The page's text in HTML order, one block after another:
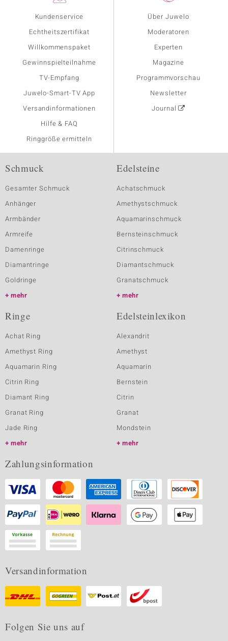
Kundenservice
Echtheitszertifikat
Willkommenspaket
Gewinnspielteilnahme
TV-Empfang
Juwelo-Smart-TV App
Versandinformationen
Hilfe & FAQ
Ringgröße ermitteln
Über Juwelo
Moderatoren
Experten
Magazine
Programmvorschau
Newsletter
Journal
Schmuck
Gesamter Schmuck
Anhänger
Armbänder
Armreife
Damenringe
Diamantringe
Goldringe
mehr
Edelsteine
Achatschmuck
Amethystschmuck
Aquamarinschmuck
Bernsteinschmuck
Citrinschmuck
Diamantschmuck
Granatschmuck
mehr
Ringe
Achat Ring
Amethyst Ring
Aquamarin Ring
Citrin Ring
Diamant Ring
Granat Ring
Jade Ring
mehr
Edelsteinlexikon
Alexandrit
Amethyst
Aquamarin
Bernstein
Citrin
Granat
Mondstein
mehr
Zahlungsinformation
Versandinformation
Folgen Sie uns auf